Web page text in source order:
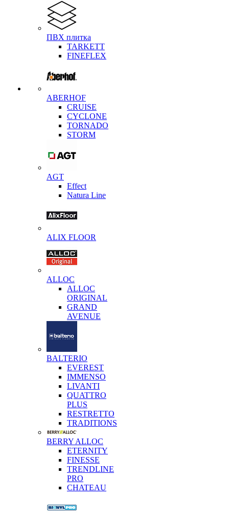
ПВХ плитка
TARKETT
FINEFLEX
ABERHOF
CRUISE
CYCLONE
TORNADO
STORM
AGT
Effect
Natura Line
ALIX FLOOR
ALLOC
ALLOC
ORIGINAL
GRAND
AVENUE
BALTERIO
EVEREST
IMMENSO
LIVANTI
QUATTRO
PLUS
RESTRETTO
TRADITIONS
BERRY ALLOC
ETERNITY
FINESSE
TRENDLINE
PRO
CHATEAU